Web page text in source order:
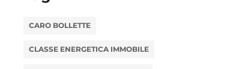
CARO BOLLETTE
CLASSE ENERGETICA IMMOBILE